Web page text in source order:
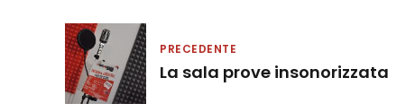
PRECEDENTE
La sala prove insonorizzata